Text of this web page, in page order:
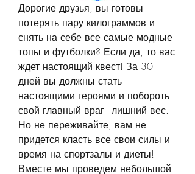
Дорогие друзья, вы готовы
потерять пару килограммов и
снять на себе все самые модные
топы и футболки? Если да, то вас
ждет настоящий квест! За 30
дней вы должны стать
настоящими героями и побороть
свой главный враг - лишний вес.
Но не переживайте, вам не
придется класть все свои силы и
время на спортзалы и диеты!
Вместе мы проведем небольшой